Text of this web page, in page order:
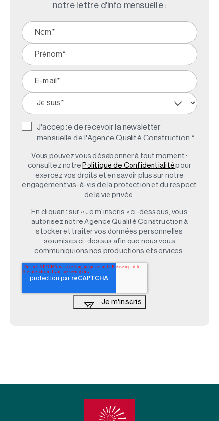
notre lettre d'info mensuelle :
J'accepte de recevoir la newsletter
mensuelle de l'Agence Qualité Construction. *
Vous pouvez vous désabonner à tout moment :
consultez notre Politique de Confidentialité pour
exercez vos droits et en savoir plus sur notre
engagement vis-à-vis de la protection et du respect
de la vie privée.
En cliquant sur « Je m'inscris » ci-dessous, vous
autorisez notre Agence Qualité Construction à
stocker et traiter vos données personnelles
soumises ci-dessus afin que nous vous
communiquions nos productions et services.